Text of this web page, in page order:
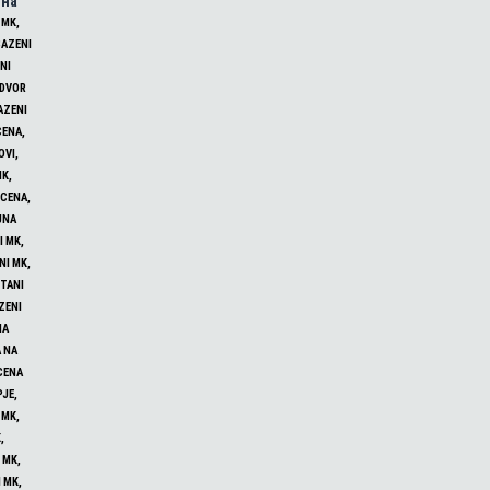
MK,
MK,
NA
MK,
MK,